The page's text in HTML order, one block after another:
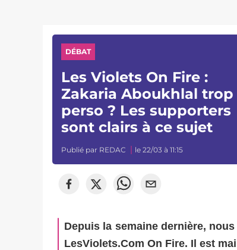
DÉBAT
Les Violets On Fire :
Zakaria Aboukhlal trop
perso ? Les supporters
sont clairs à ce sujet
Publié par REDAC le 22/03 à 11:15
Depuis la semaine dernière,
LesViolets.Com On Fire. Il est